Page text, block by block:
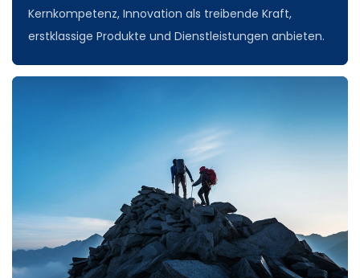
Kernkompetenz, Innovation als treibende Kraft,
erstklassige Produkte und Dienstleistungen anbieten.